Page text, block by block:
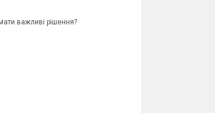
важливі рішення?